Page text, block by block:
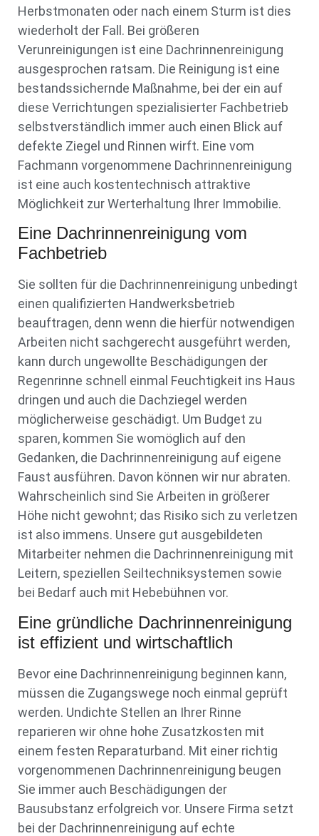
Herbstmonaten oder nach einem Sturm ist dies
wiederholt der Fall. Bei größeren
Verunreinigungen ist eine Dachrinnenreinigung
ausgesprochen ratsam. Die Reinigung ist eine
bestandssichernde Maßnahme, bei der ein auf
diese Verrichtungen spezialisierter Fachbetrieb
selbstverständlich immer auch einen Blick auf
defekte Ziegel und Rinnen wirft. Eine vom
Fachmann vorgenommene Dachrinnenreinigung
ist eine auch kostentechnisch attraktive
Möglichkeit zur Werterhaltung Ihrer Immobilie.
Eine Dachrinnenreinigung vom
Fachbetrieb
Sie sollten für die Dachrinnenreinigung unbedingt
einen qualifizierten Handwerksbetrieb
beauftragen, denn wenn die hierfür notwendigen
Arbeiten nicht sachgerecht ausgeführt werden,
kann durch ungewollte Beschädigungen der
Regenrinne schnell einmal Feuchtigkeit ins Haus
dringen und auch die Dachziegel werden
möglicherweise geschädigt. Um Budget zu
sparen, kommen Sie womöglich auf den
Gedanken, die Dachrinnenreinigung auf eigene
Faust ausführen. Davon können wir nur abraten.
Wahrscheinlich sind Sie Arbeiten in größerer
Höhe nicht gewohnt; das Risiko sich zu verletzen
ist also immens. Unsere gut ausgebildeten
Mitarbeiter nehmen die Dachrinnenreinigung mit
Leitern, speziellen Seiltechniksystemen sowie
bei Bedarf auch mit Hebebühnen vor.
Eine gründliche Dachrinnenreinigung
ist effizient und wirtschaftlich
Bevor eine Dachrinnenreinigung beginnen kann,
müssen die Zugangswege noch einmal geprüft
werden. Undichte Stellen an Ihrer Rinne
reparieren wir ohne hohe Zusatzkosten mit
einem festen Reparaturband. Mit einer richtig
vorgenommenen Dachrinnenreinigung beugen
Sie immer auch Beschädigungen der
Bausubstanz erfolgreich vor. Unsere Firma setzt
bei der Dachrinnenreinigung auf echte